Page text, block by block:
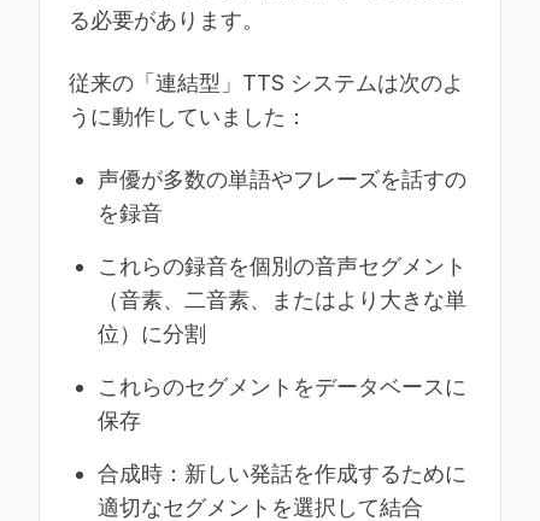
る必要があります。
従来の「連結型」TTS システムは次のよ
うに動作していました：
声優が多数の単語やフレーズを話すの
を録音
これらの録音を個別の音声セグメント
（音素、二音素、またはより大きな単
位）に分割
これらのセグメントをデータベースに
保存
合成時：新しい発話を作成するために
適切なセグメントを選択して結合